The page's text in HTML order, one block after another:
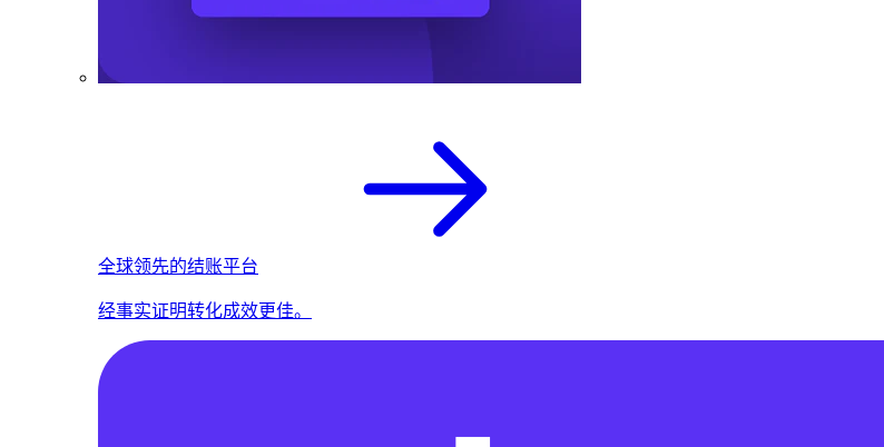
全球领先的结账平台
经事实证明转化成效更佳。